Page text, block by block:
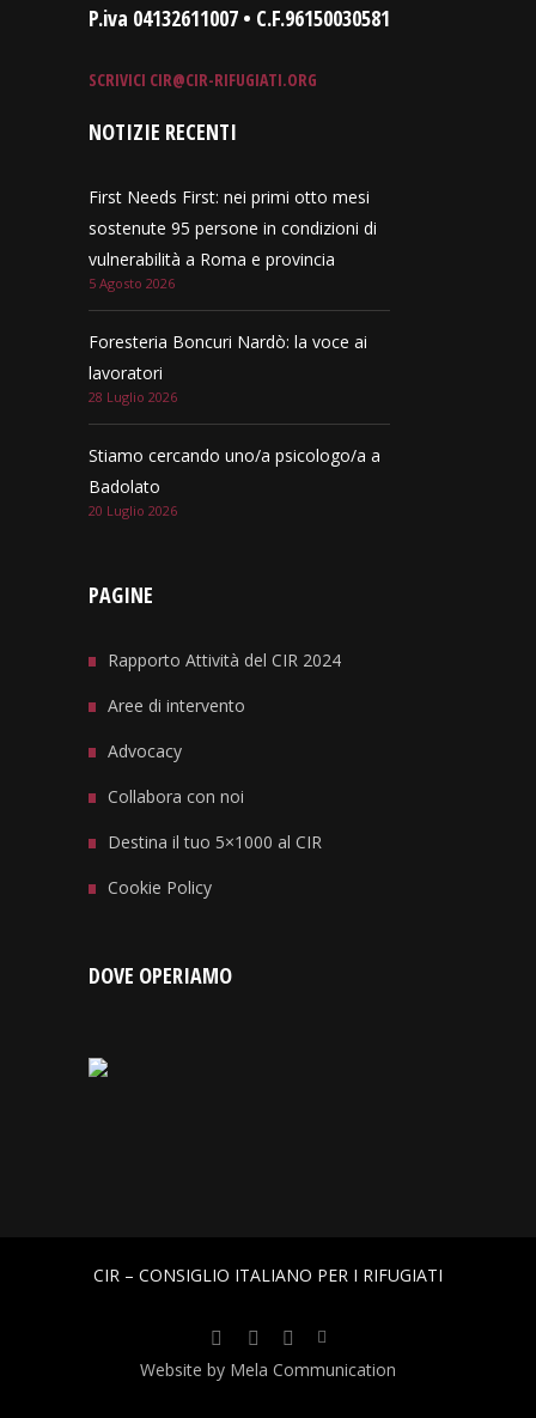
P.iva 04132611007 • C.F.96150030581
SCRIVICI CIR@CIR-RIFUGIATI.ORG
NOTIZIE RECENTI
First Needs First: nei primi otto mesi
sostenute 95 persone in condizioni di
vulnerabilità a Roma e provincia
5 Agosto 2026
Foresteria Boncuri Nardò: la voce ai
lavoratori
28 Luglio 2026
Stiamo cercando uno/a psicologo/a a
Badolato
20 Luglio 2026
PAGINE
Rapporto Attività del CIR 2024
Aree di intervento
Advocacy
Collabora con noi
Destina il tuo 5×1000 al CIR
Cookie Policy
DOVE OPERIAMO
CIR – CONSIGLIO ITALIANO PER I RIFUGIATI
Website by Mela Communication